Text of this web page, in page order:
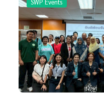
SWP Events